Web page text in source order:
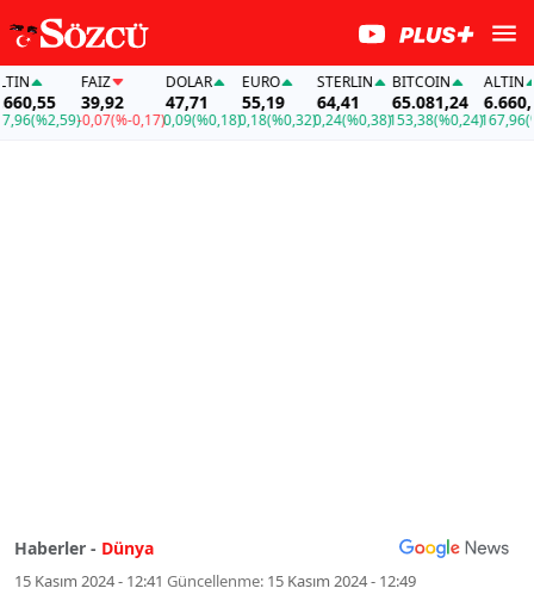
(%2,59)
39,92
-0,07(%-0,17)
DOLAR
47,71
0,09(%0,18)
EURO
55,19
0,18(%0,32)
STERLIN
64,41
0,24(%0,38)
BITCOIN
65.081,24
153,38(%0,24)
ALTIN
6.660,55
167,96
Haberler - Dünya
15 Kasım 2024 - 12:41 Güncellenme: 15 Kasım 2024 - 12:49